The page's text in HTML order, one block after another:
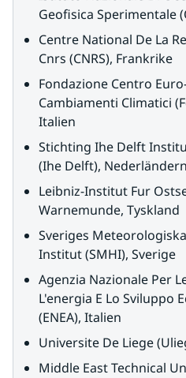
Geofisica Sperimentale
Centre National De La
Cnrs (CNRS), Frankrike
Fondazione Centro
Cambiamenti Climatici
Italien
Stichting Ihe Delft
(Ihe Delft),
Leibniz-Institut Fur
Warnemunde, Tyskland
Sveriges
Institut (SMHI), Sverige
Agenzia Nazionale Per
L'energia E Lo Sviluppo
(ENEA), Italien
Universite De Liege
Middle East Technical